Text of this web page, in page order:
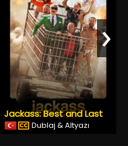
Jackass: Best and Last
Dublaj & Altyazı
›